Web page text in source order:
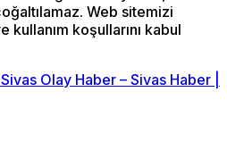
Web sitemizi
kullanım koşullarını kabul